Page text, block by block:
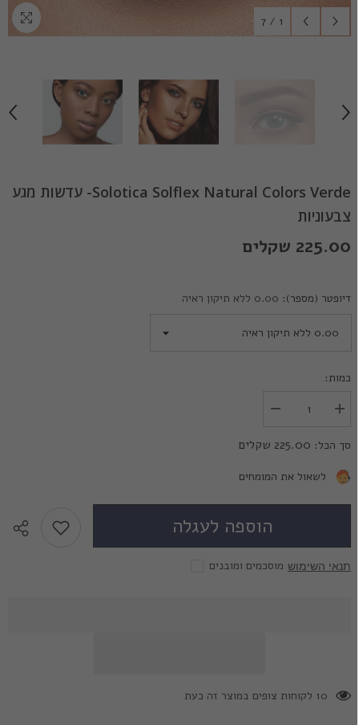
1
/
7
Solotica Solflex Natural Colors Verde- עדשות מגע
צבעוניות
225.00 שקלים
דיופטר (מספר): 0.00 ללא תיקון ראיה
כמות:
הכמות
עבור
Solflex
עדשות
מגע
צבעוניות
הגדל
עבור
Solflex
Natural
צבעוניות
סך הכל: 225.00 שקלים
לשאול את המומחים
הוספה לעגלה
מוסכמים ומובנים תנאי השימוש
38 לקוחות צופים במוצר זה כעת